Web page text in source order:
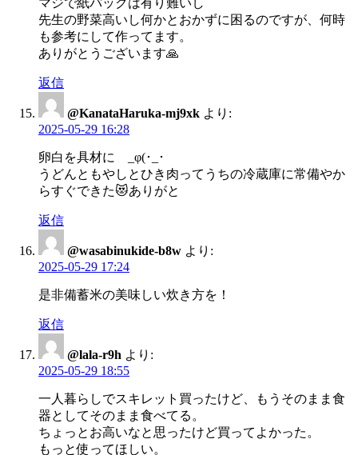
先生の野菜高いし何かとおかずに困るのですが、何時
も参考にして作ってます。
ありがとうございます🙏
返信
@KanataHaruka-mj9xk より:
2025-05-29 16:28
卵白を具材に _φ(･_･
うどんともやしとひき肉ってうちの冷蔵庫に常備やか
らすぐできた😻ありがと
返信
@wasabinukide-b8w より:
2025-05-29 17:24
是非備蓄米の美味しい炊き方を！
返信
@lala-r9h より:
2025-05-29 18:55
一人暮らしでスキレット買ったけど、もうそのまま食
器としてそのまま食べてる。
ちょっとお高いなと思ったけど買ってよかった。
もっと使ってほしい。